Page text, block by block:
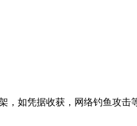
，如凭据收获，网络钓鱼攻击